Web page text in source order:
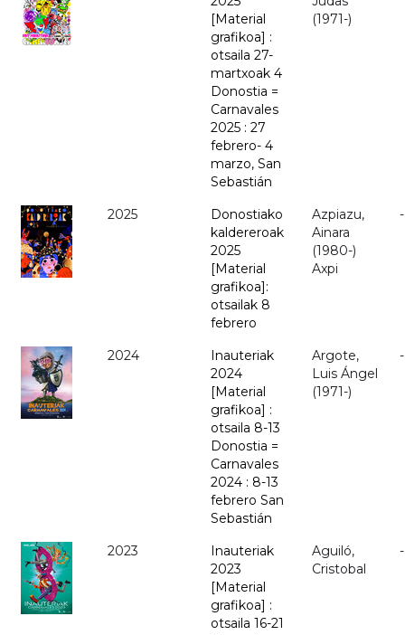
[Material
grafikoa] :
otsaila 27-
martxoak 4
Donostia =
Carnavales
2025 : 27
febrero- 4
marzo, San
Sebastián
(1971-)
2025
Donostiako
kaldereroak
2025
[Material
grafikoa]:
otsailak 8
febrero
Azpiazu,
Ainara
(1980-)
Axpi
-
2024
Inauteriak
2024
[Material
grafikoa] :
otsaila 8-13
Donostia =
Carnavales
2024 : 8-13
febrero San
Sebastián
Argote,
Luis Ángel
(1971-)
-
2023
Inauteriak
2023
[Material
grafikoa] :
otsaila 16-21
Aguiló,
Cristobal
-